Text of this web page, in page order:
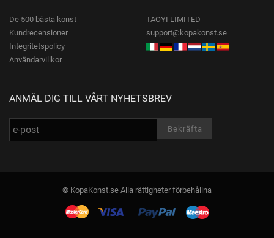
De 500 bästa konst
Kundrecensioner
Integritetspolicy
Användarvillkor
TAOYI LIMITED
support@kopakonst.se
ANMÄL DIG TILL VÅRT NYHETSBREV
© KopaKonst.se Alla rättigheter förbehållna